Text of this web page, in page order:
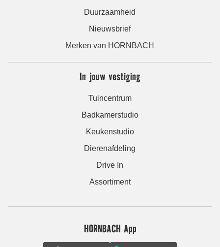
Duurzaamheid
Nieuwsbrief
Merken van HORNBACH
In jouw vestiging
Tuincentrum
Badkamerstudio
Keukenstudio
Dierenafdeling
Drive In
Assortiment
HORNBACH App